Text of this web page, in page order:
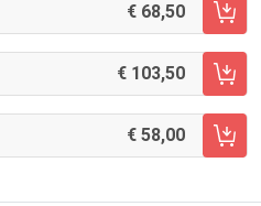
68,50
103,50
58,00